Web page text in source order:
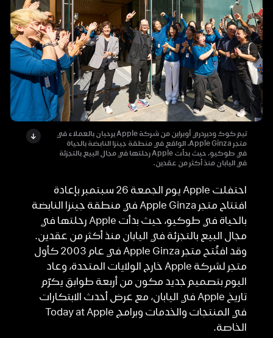
تيم كوك وديردري أوبراين من شركة Apple يرحبان بالعملاء في
متجر Apple Ginza، الواقع في منطقة جينزا النابضة بالحياة
في طوكيو، حيث بدأت Apple رحلتها في مجال البيع بالتجزئة
في اليابان منذ أكثر من عقدين.
احتفلت Apple يوم الجمعة 26 سبتمبر بإعادة
افتتاح متجر Apple Ginza في منطقة جينزا النابضة
بالحياة في طوكيو، حيث بدأت Apple رحلتها في
مجال البيع بالتجزئة في اليابان منذ أكثر من عقدين.
وقد افتُتح متجر Apple Ginza في عام 2003 كأول
متجر لشركة Apple خارج الولايات المتحدة، وعاد
اليوم بتصميم جديد مكون من أربعة طوابق يكرّم
تاريخ Apple في اليابان، مع عرض أحدث الابتكارات
في المنتجات والخدمات وبرامج Today at Apple
الخاصة.